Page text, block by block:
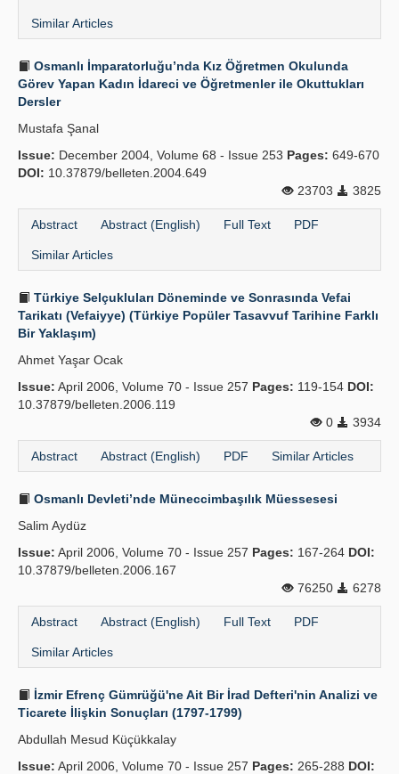
Similar Articles
Osmanlı İmparatorluğu’nda Kız Öğretmen Okulunda
Görev Yapan Kadın İdareci ve Öğretmenler ile Okuttukları
Dersler
Mustafa Şanal
Issue: December 2004, Volume 68 - Issue 253 Pages: 649-670
DOI: 10.37879/belleten.2004.649
23703
3825
Abstract Abstract (English) Full Text PDF
Similar Articles
Türkiye Selçukluları Döneminde ve Sonrasında Vefai
Tarikatı (Vefaiyye) (Türkiye Popüler Tasavvuf Tarihine Farklı
Bir Yaklaşım)
Ahmet Yaşar Ocak
Issue: April 2006, Volume 70 - Issue 257 Pages: 119-154 DOI:
10.37879/belleten.2006.119
0
3934
Abstract Abstract (English) PDF Similar Articles
Osmanlı Devleti’nde Müneccimbaşılık Müessesesi
Salim Aydüz
Issue: April 2006, Volume 70 - Issue 257 Pages: 167-264 DOI:
10.37879/belleten.2006.167
76250
6278
Abstract Abstract (English) Full Text PDF
Similar Articles
İzmir Efrenç Gümrüğü'ne Ait Bir İrad Defteri'nin Analizi ve
Ticarete İlişkin Sonuçları (1797-1799)
Abdullah Mesud Küçükkalay
Issue: April 2006, Volume 70 - Issue 257 Pages: 265-288 DOI: